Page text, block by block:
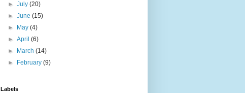
►July(20)
►June(15)
►
May(4)
►April(6)
►
March(14)
►
February(9)
Labels